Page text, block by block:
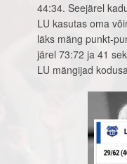
44:34. Seejärel
LU kasutas oma
läks mäng punkt-
järel 73:72 ja 41
LU mängijad